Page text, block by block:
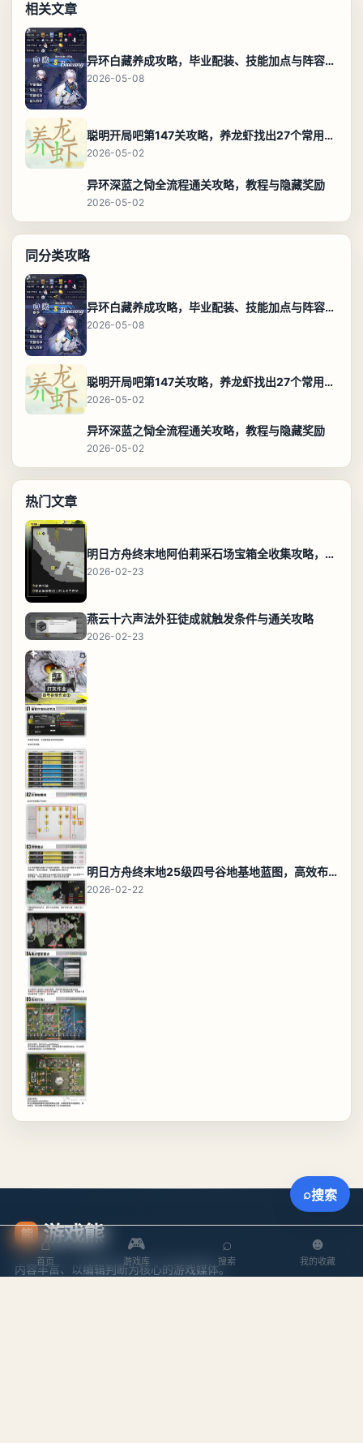
相关文章
异环白藏养成攻略，毕业配装、技能加点与阵容搭配保姆级解析
2026-05-08
聪明开局吧第147关攻略，养龙虾找出27个常用字通关答案
2026-05-02
异环深蓝之恸全流程通关攻略，教程与隐藏奖励
2026-05-02
同分类攻略
异环白藏养成攻略，毕业配装、技能加点与阵容搭配保姆级解析
2026-05-08
聪明开局吧第147关攻略，养龙虾找出27个常用字通关答案
2026-05-02
异环深蓝之恸全流程通关攻略，教程与隐藏奖励
2026-05-02
热门文章
明日方舟终末地阿伯莉采石场宝箱全收集攻略，全点位分布图与路线
2026-02-23
燕云十六声法外狂徒成就触发条件与通关攻略
2026-02-23
明日方舟终末地25级四号谷地基地蓝图，高效布局规划
2026-02-22
熊 游戏熊
内容丰富、以编辑判断为核心的游戏媒体。
⌂
首页
🎮
游戏库
⌕
搜索
☻
我的收藏
⌕搜索